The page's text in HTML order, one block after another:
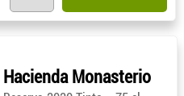
Hacienda Monasterio